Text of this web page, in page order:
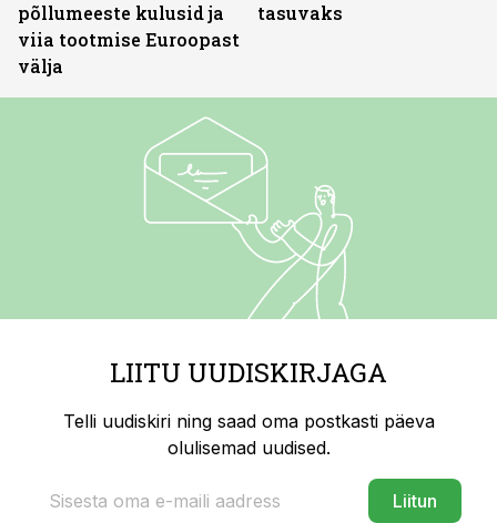
põllumeeste kulusid ja
viia tootmise Euroopast
välja
tasuvaks
LIITU UUDISKIRJAGA
Telli uudiskiri ning saad oma postkasti päeva
olulisemad uudised.
Liitun